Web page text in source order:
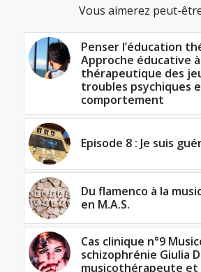
Vous aimerez peut-
Penser l’éducation
Approche éducative
thérapeutique des
troubles psychiques
comportement
Episode 8 : Je suis
Du flamenco à la
en M.A.S.
Cas clinique n°9
schizophrénie Giulia
musicothérapeute et